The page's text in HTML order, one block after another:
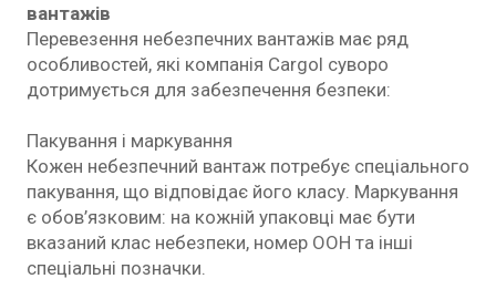
вантажів
Перевезення небезпечних вантажів має ряд
особливостей, які компанія Cargol суворо
дотримується для забезпечення безпеки:
Пакування і маркування
Кожен небезпечний вантаж потребує спеціального
пакування, що відповідає його класу. Маркування
є обов’язковим: на кожній упаковці має бути
вказаний клас небезпеки, номер ООН та інші
спеціальні позначки.